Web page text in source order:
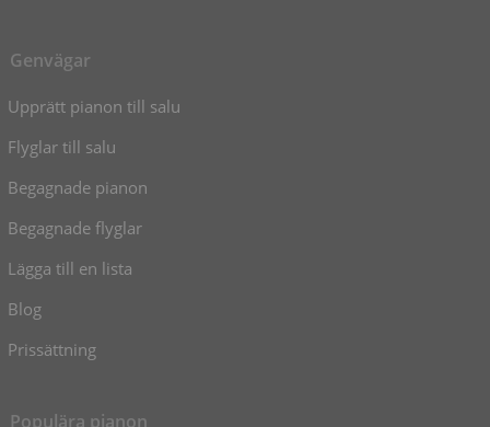
Genvägar
Upprätt pianon till salu
Flyglar till salu
Begagnade pianon
Begagnade flyglar
Lägga till en lista
Blog
Prissättning
Populära pianon